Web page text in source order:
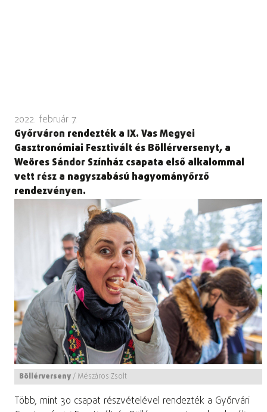
2022. február 7.
Győrváron rendezték a IX. Vas Megyei
Gasztronómiai Fesztivált és Böllérversenyt, a
Weöres Sándor Színház csapata első alkalommal
vett rész a nagyszabású hagyományőrző
rendezvényen.
Böllérverseny/ Mészáros Zsolt
Több, mint 30 csapat részvételével rendezték a Győrvári